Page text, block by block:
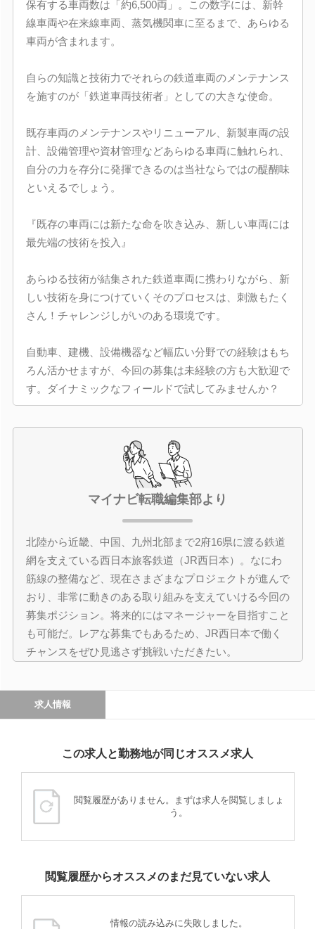
保有する車両数は「約6,500両」。この数字には、新幹
線車両や在来線車両、蒸気機関車に至るまで、あらゆる
車両が含まれます。
自らの知識と技術力でそれらの鉄道車両のメンテナンス
を施すのが「鉄道車両技術者」としての大きな使命。
既存車両のメンテナンスやリニューアル、新製車両の設
計、設備管理や資材管理などあらゆる車両に触れられ、
自分の力を存分に発揮できるのは当社ならではの醍醐味
といえるでしょう。
『既存の車両には新たな命を吹き込み、新しい車両には
最先端の技術を投入』
あらゆる技術が結集された鉄道車両に携わりながら、新
しい技術を身につけていくそのプロセスは、刺激もたく
さん！チャレンジしがいのある環境です。
自動車、建機、設備機器など幅広い分野での経験はもち
ろん活かせますが、今回の募集は未経験の方も大歓迎で
す。ダイナミックなフィールドで試してみませんか？
マイナビ転職編集部より
北陸から近畿、中国、九州北部まで2府16県に渡る鉄道
網を支えている西日本旅客鉄道（JR西日本）。なにわ
筋線の整備など、現在さまざまなプロジェクトが進んで
おり、非常に動きのある取り組みを支えていける今回の
募集ポジション。将来的にはマネージャーを目指すこと
も可能だ。レアな募集でもあるため、JR西日本で働く
チャンスをぜひ見逃さず挑戦いただきたい。
求人情報
この求人と勤務地が同じオススメ求人
閲覧履歴がありません。まずは求人を閲覧しましょ
う。
閲覧履歴からオススメのまだ見ていない求人
情報の読み込みに失敗しました。